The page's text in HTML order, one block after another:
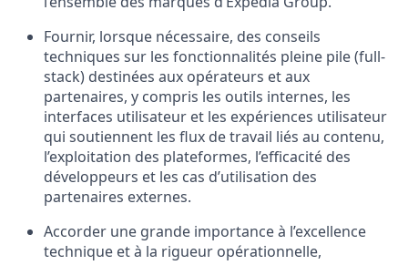
Fournir, lorsque nécessaire, des conseils
techniques sur les fonctionnalités pleine pile (full-
stack) destinées aux opérateurs et aux
partenaires, y compris les outils internes, les
interfaces utilisateur et les expériences utilisateur
qui soutiennent les flux de travail liés au contenu,
l’exploitation des plateformes, l’efficacité des
développeurs et les cas d’utilisation des
partenaires externes.
Accorder une grande importance à l’excellence
technique et à la rigueur opérationnelle,